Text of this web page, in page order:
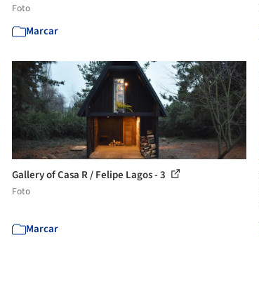
Foto
Marcar
Gallery of Casa R / Felipe Lagos - 3
Foto
Marcar